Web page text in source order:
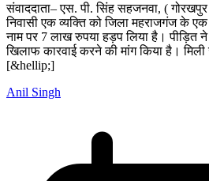
संवाददाता– एस. पी. सिंह सहजनवा, (
निवासी एक व्यक्ति को जिला महराजगंज के
नाम पर 7 लाख रुपया हड़प लिया है।
खिलाफ कारवाई करने की मांग किया है। मिली
[&hellip;]
Anil Singh